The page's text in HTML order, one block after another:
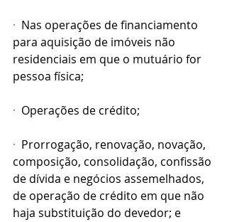
·
  Nas operações de financiamento
para aquisição de imóveis não
residenciais em que o mutuário for
pessoa física;
·
  Operações de crédito;
·
  Prorrogação, renovação, novação,
composição, consolidação, confissão
de dívida e negócios assemelhados,
de operação de crédito em que não
haja substituição do devedor; e